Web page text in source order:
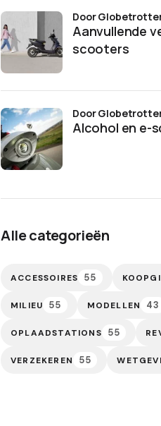
Aanvullende
scooters
door
Alcohol en e-
door
Alle categorieën
ACCESSOIRES 55
MILIEU 55 MODELLEN 43
OPLAADSTATIONS 55
VERZEKEREN 55